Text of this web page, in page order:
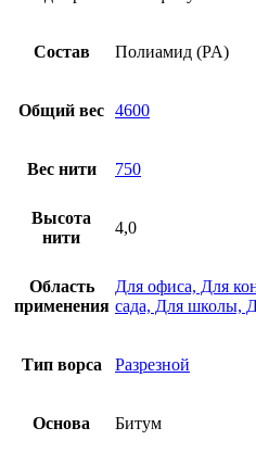
Состав Полиамид (PA)
Общий вес 4600
Вес нити 750
Высота
нити
4,0
Область
применения
Для офиса, Для
сада, Для школы,
Тип ворса Разрезной
Основа Битум